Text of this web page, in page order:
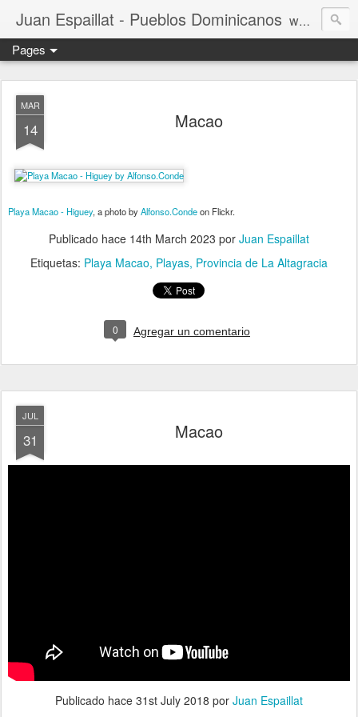
Juan Espaillat - Pueblos Dominicanos www.PueblosDominicanos.net - Cual es tú rincón de la República Dominicana
Pages
MAR
14 Macao
Playa Macao - Higuey, a photo byAlfonso.Condeon Flickr.
Publicado hace 14th March 2023 por Juan Espaillat
Etiquetas: Playa Macao Playas Provincia de La Altagracia
0 Agregar un comentario
JUL
31 Macao
Publicado hace 31st July 2018 por Juan Espaillat